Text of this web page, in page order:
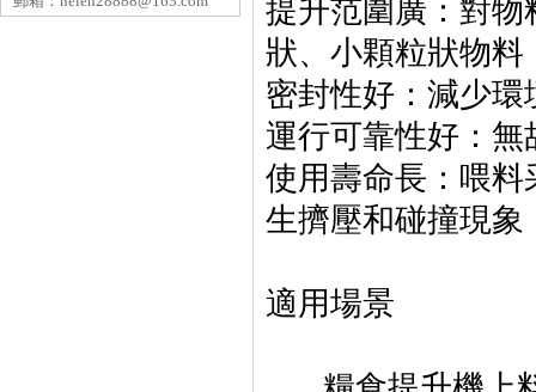
提升范圍廣‌：對
狀、小顆粒狀物
密封性好‌：減少環
運行可靠性好‌：
使用壽命長‌：喂
生擠壓和碰撞現
適用場景